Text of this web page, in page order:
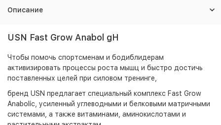
Описание
USN Fast Grow Anabol gH
Чтобы помочь спортсменам и бодиблидерам
активизировать процессы роста мышц и быстро достичь
поставленных целей при силовом тренинге,
бренд USN предлагает специальный комплекс Fast Grow
Anabolic, усиленный углеводными и белковыми матричными
системами, а также витаминами, аминокислотами и